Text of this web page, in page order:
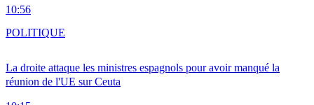
10:56
La droite attaque les ministres espagnols pour avoir manqué la
réunion de l'UE sur Ceuta
POLITIQUE